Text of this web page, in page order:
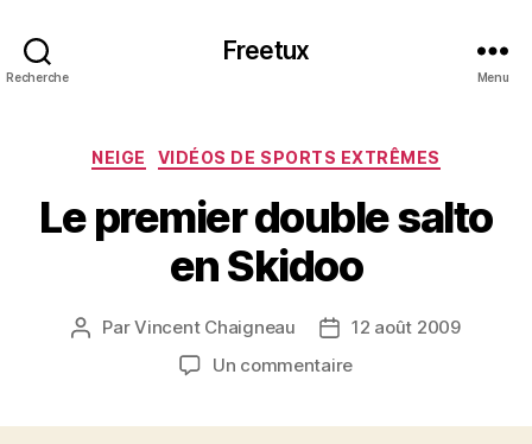
Recherche
Freetux
Menu
Catégories
NEIGE VIDÉOS DE SPORTS EXTRÊMES
Le premier double salto
en Skidoo
Auteur
ParVincent Chaigneau
Date
de
12 août 2009
Un commentairesur